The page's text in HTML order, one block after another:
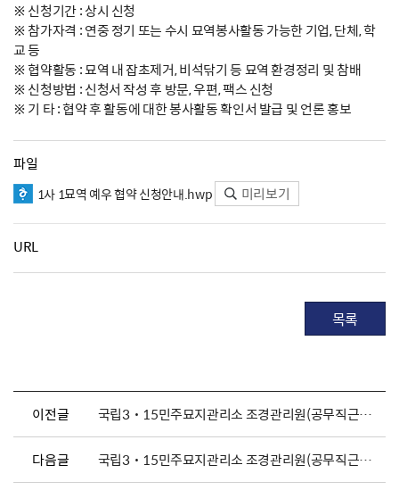
※ 신청기간 : 상시 신청
※ 참가자격 : 연중 정기 또는 수시 묘역봉사활동 가능한 기업, 단체, 학
교 등
※ 협약활동 : 묘역 내 잡초제거, 비석닦기 등 묘역 환경정리 및 참배
※ 신청방법 : 신청서 작성 후 방문, 우편, 팩스 신청
※ 기 타 : 협약 후 활동에 대한 봉사활동 확인서 발급 및 언론 홍보
파일
1사 1묘역 예우 협약 신청안내.hwp 미리보기
URL
목록
이전글 국립3˙15민주묘지관리소 조경관리원(공무직근로자) 채용 공고
다음글 국립3˙15민주묘지관리소 조경관리원(공무직근로자) 채용 공고